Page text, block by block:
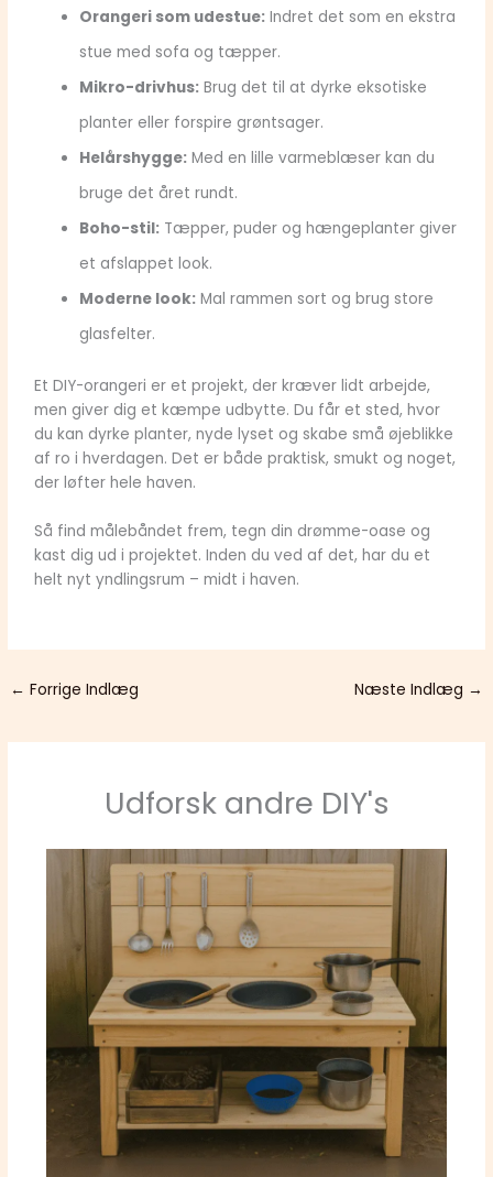
Orangeri som udestue: Indret det som en ekstra
stue med sofa og tæpper.
Mikro-drivhus: Brug det til at dyrke eksotiske
planter eller forspire grøntsager.
Helårshygge: Med en lille varmeblæser kan du
bruge det året rundt.
Boho-stil: Tæpper, puder og hængeplanter giver
et afslappet look.
Moderne look: Mal rammen sort og brug store
glasfelter.
Et DIY-orangeri er et projekt, der kræver lidt arbejde,
men giver dig et kæmpe udbytte. Du får et sted, hvor
du kan dyrke planter, nyde lyset og skabe små øjeblikke
af ro i hverdagen. Det er både praktisk, smukt og noget,
der løfter hele haven.
Så find målebåndet frem, tegn din drømme-oase og
kast dig ud i projektet. Inden du ved af det, har du et
helt nyt yndlingsrum – midt i haven.
← Forrige Indlæg Næste Indlæg →
Udforsk andre DIY's